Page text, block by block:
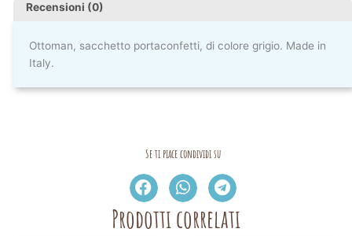
Recensioni (0)
Ottoman, sacchetto portaconfetti, di colore grigio. Made in
Italy.
Se ti piace condividi su
Prodotti correlati